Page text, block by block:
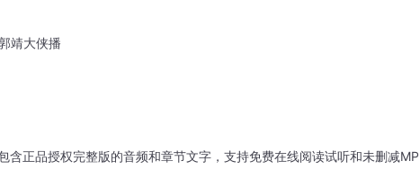
靖大侠播
含正品授权完整版的音频和章节文字，支持免费在线阅读试听和未删减